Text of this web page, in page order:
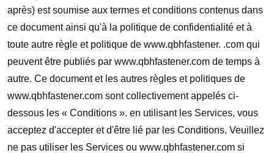
après) est soumise aux termes et conditions contenus dans
ce document ainsi qu'à la politique de confidentialité et à
toute autre règle et politique de www.qbhfastener. .com qui
peuvent être publiés par www.qbhfastener.com de temps à
autre. Ce document et les autres règles et politiques de
www.qbhfastener.com sont collectivement appelés ci-
dessous les « Conditions ». en utilisant les Services, vous
acceptez d'accepter et d'être lié par les Conditions. Veuillez
ne pas utiliser les Services ou www.qbhfastener.com si